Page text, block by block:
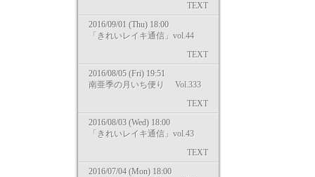
TEXT
2016/09/01 (Thu) 18:00
「きれいレイキ通信」vol.44
TEXT
2016/08/05 (Fri) 19:51
南亜季の月いち便り Vol.333
TEXT
2016/08/03 (Wed) 18:00
「きれいレイキ通信」vol.43
TEXT
2016/07/04 (Mon) 18:00